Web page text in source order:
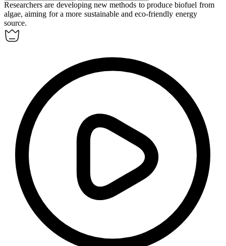
Researchers are developing new methods to producebiofuel from
algae, aiming for a more sustainable and eco-friendly energy
source.